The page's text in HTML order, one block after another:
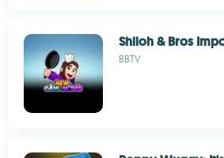
Shiloh & Bros
BBTV